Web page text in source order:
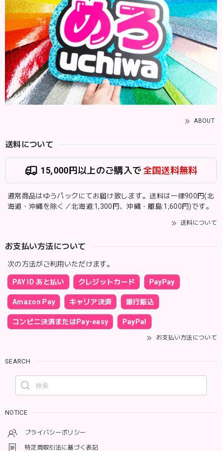
ABOUT
送料について
15,000円以上のご購入で全国送料無料
通常商品はゆうパックにてお届け致します。送料は一律900円(北
海道・沖縄を除く／北海道:1,300円、沖縄・離島:1,600円)です。
送料について
お支払い方法について
次の方法がご利用いただけます。
PAY ID あと払い クレジットカード PayPay
Amazon Pay キャリア決済 銀行振込
コンビニ決済またはPay-easy PayPal
お支払い方法について
SEARCH
NOTICE
プライバシーポリシー
特定商取引法に基づく表記